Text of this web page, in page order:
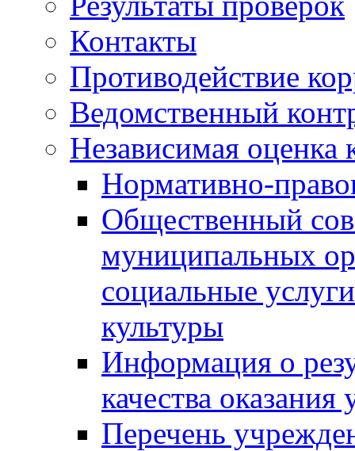
Контакты
Противодействие
Ведомственный
Независимая оценка
Нормативно-
Общественный
муниципальных
социальные
культуры
Информация о
качества оказания
Перечень